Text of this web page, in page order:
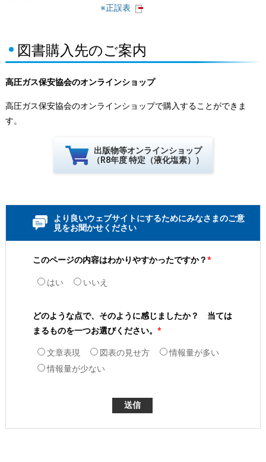
※正誤表
図書購入先のご案内
高圧ガス保安協会のオンラインショップ
高圧ガス保安協会のオンラインショップで購入することができま
す。
出版物等オンラインショップ
（R8年度 特定（液化塩素））
より良いウェブサイトにするためにみなさまのご意
見をお聞かせください
このページの内容はわかりやすかったですか？*
はい いいえ
どのような点で、そのように感じましたか？ 当ては
まるものを一つお選びください。 *
文章表現 図表の見せ方
情報量が多い
情報量が少ない